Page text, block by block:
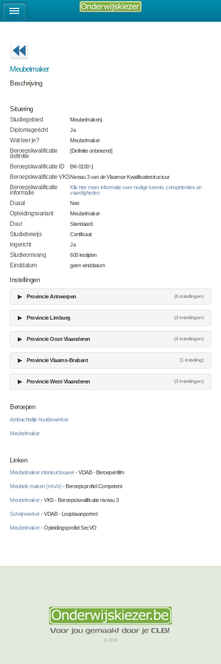
Meubelmaker
Beschrijving
Situering
Studiegebied
Meubelmakerij
Diplomagericht
Ja
Wat leer je?
Meubelmaker
Beroepskwalificatie
definitie
[Definitie onbekend]
Beroepskwalificatie ID
BK-0100-1
Beroepskwalificatie VKSNiveau 3 van de Vlaamse Kwalificatiestructuur
Beroepskwalificatie
informatie
Klik hier meer informatie over nodige kennis, competenties en
vaardigheden
Duaal
Nee
Opleidingsvariant
Meubelmaker
Duur
Standaard
Studiebewijs
Certificaat
Ingericht
Ja
Studieomvang
600 lestijden
Einddatum
geen einddatum
Instellingen
▶ Provincie Antwerpen (6 instellingen)
▶ Provincie Limburg (3 instellingen)
▶ Provincie Oost-Vlaanderen (4 instellingen)
▶ Provincie Vlaams-Brabant (1 instelling)
▶ Provincie West-Vlaanderen (3 instellingen)
Beroepen
Ambachtelijk houtbewerker
Meubelmaker
Linken
Meubelmaker interieurbouwer- VDAB - Beroepenfilm
Meubels maken (m/v/x) - Beroepsprofiel Competent
Meubelmaker- VKS - Beroepskwalificatie niveau 3
Schrijnwerker- VDAB - Loopbaanportret
Meubelmaker- Opleidingsprofiel SecVO
© 2026